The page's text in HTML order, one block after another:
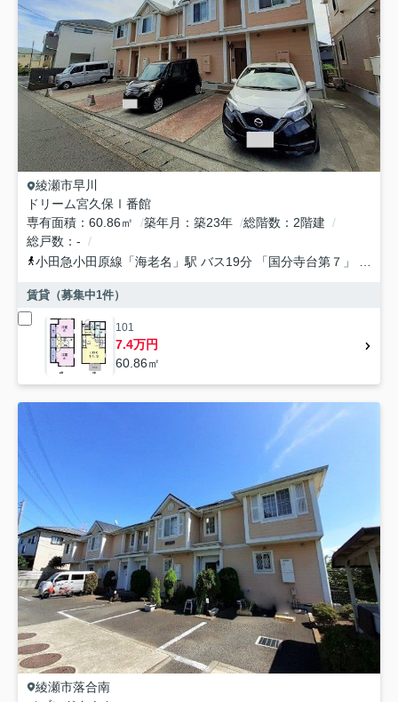
綾瀬市早川
ドリーム宮久保Ⅰ番館
専有面積
60.86㎡ 築年月 築23年 総階数
2階建
総戸数
-
小田急小田原線 「海老名 」駅 バス19分 「国分寺台第７」 停歩8分
賃貸（募集中1件）
101
7.4万円
60.86㎡
綾瀬市落合南